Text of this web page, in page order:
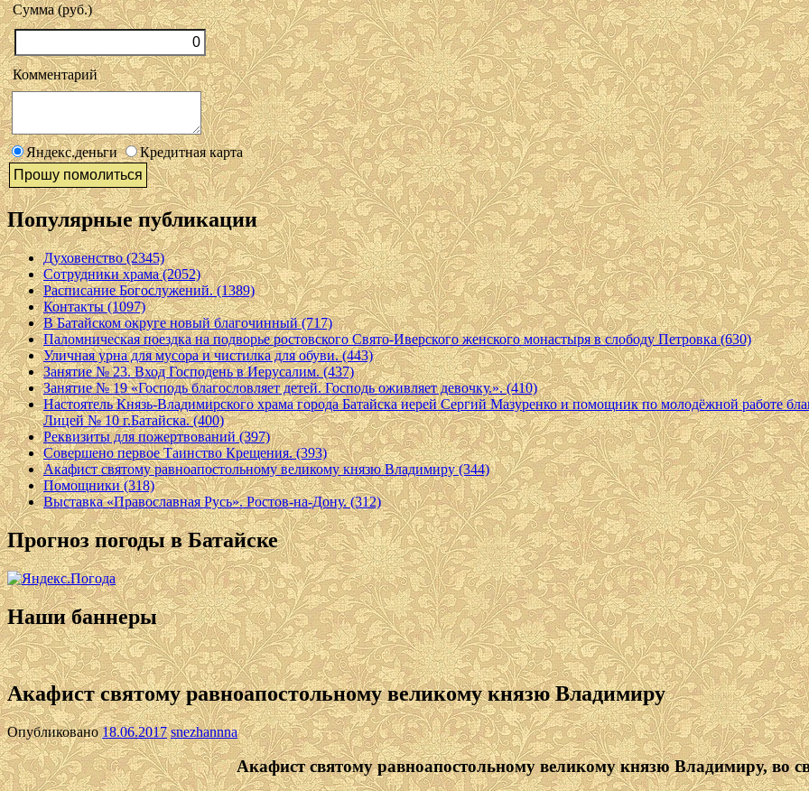
Сумма (руб.)
Комментарий
Яндекс.деньги Кредитная карта
Популярные публикации
Духовенство (2345)
Сотрудники храма (2052)
Расписание Богослужений. (1389)
Контакты (1097)
В Батайском округе новый благочинный (717)
Паломническая поездка на подворье ростовского Свято-Иверского женского монастыря в слободу Петровка (630)
Уличная урна для мусора и чистилка для обуви. (443)
Занятие № 23. Вход Господень в Иерусалим. (437)
Занятие № 19 «Господь благословляет детей. Господь оживляет девочку.». (410)
Настоятель Князь-Владимирского храма города Батайска иерей Сергий Мазуренко и помощник по молодёжной работе
Лицей № 10 г.Батайска. (400)
Реквизиты для пожертвований (397)
Совершено первое Таинство Крещения. (393)
Акафист святому равноапостольному великому князю Владимиру (344)
Помощники (318)
Выставка «Православная Русь». Ростов-на-Дону. (312)
Прогноз погоды в Батайске
Наши баннеры
Акафист святому равноапостольному великому князю Владимиру
Опубликовано18.06.2017 snezhannna
Акафист святому равноапостольному великому князю Владимиру, во